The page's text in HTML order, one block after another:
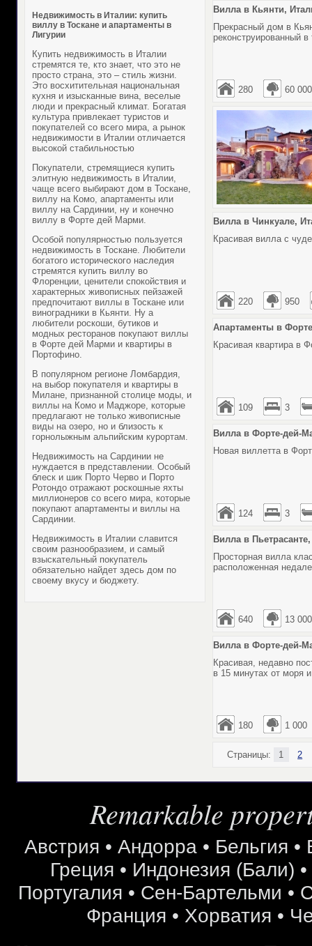
Недвижимость в Италии: купить
виллу в Тоскане и апартаменты в
Лигурии
Купить недвижимость в Италии
стремятся те, кто знает, что это не
просто страна, это – стиль жизни.
Это восхитительная национальная
кухня и изысканные вина, веселые
люди и прекрасный климат. Богатая
культура привлекает туристов и
покупателей со всего мира, а рынок
недвижимости в Италииотличается
высокой стабильностью
Покупатели, стремящиеся купить
элитную недвижимость в Италии,
чаще всего выбирают дом в Тоскане,
виллу на Комо, апартаменты или
виллу на Сардинии, ну и конечно
виллу в Форте дей Марми.
Особой популярностью пользуется
недвижимость в Тоскане. Любители
богатого исторического наследия
стремятся купить виллу во
Флоренции, ценители спокойствия и
характерных живописных пейзажей
предпочитают виллы в Тоскане или
виноградники в Кьянти. Ну а
любители роскоши, бутиков и
модных ресторанов покупают виллы
в Форте дей Марми и квартиры в
Портофино.
В популярном регионе Ломбардия,
на выбор покупателя и квартиры в
Милане, признанной столице моды, и
виллы на Комо и Маджоре, которые
предлагают не только живописные
виды на озеро, но и близость к
горнолыжным альпийским курортам.
Недвижимость на Сардинии не
нуждается в представлении. Особый
блеск и шик Порто Черво и Порто
Ротондо отражают роскошные яхты
миллионеров со всего мира, которые
покупают апартаменты и виллы на
Сардинии.
Недвижимость в Италии славится
своим разнообразием, и самый
взыскательный покупатель
обязательно найдет здесь дом по
своему вкусу и бюджету.
Вилла в Кьянти,
Прекрасный дом в
реконструированный
280 60 000
Вилла в Чинкуале,
Красивая вилла с
220 950
Апартаменты в
Красивая квартира в
109 3
Вилла в Форте-дей-
Новая виллетта в
124 3
Вилла в
Просторная вилла
расположенная
640 13 000
Вилла в Форте-дей-
Красивая, недавно
в 15 минутах от моря
180 1 000
Страницы: 1 2
Remarkable
Австрия • Андорра • Бельгия •
Греция • Индонезия (Бали) •
Португалия • Сен-Бартельми •
Франция • Хорватия •